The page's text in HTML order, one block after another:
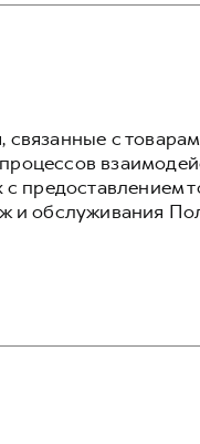
с
предоставлением
и обслуживания